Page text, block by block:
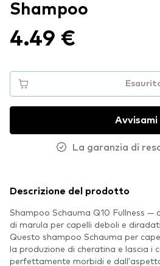
Shampoo
4.49 €
Avvisami
La garanzia di
Descrizione del prodotto
Shampoo Schauma Q10 Fullness —
di marula per capelli deboli e diradati
Questo shampoo Schauma per
la produzione di cheratina e lascia i
perfettamente morbidi e